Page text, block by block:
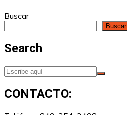
Buscar
Buscar
Search
CONTACTO: